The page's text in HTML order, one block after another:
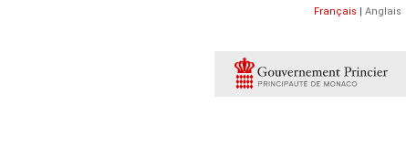
Français | Anglais